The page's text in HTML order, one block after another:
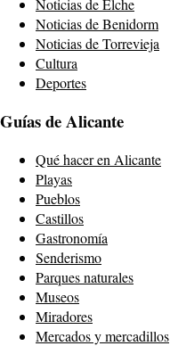
Noticias de Elche
Noticias de Benidorm
Noticias de Torrevieja
Cultura
Deportes
Guías de Alicante
Qué hacer en Alicante
Playas
Pueblos
Castillos
Gastronomía
Senderismo
Parques naturales
Museos
Miradores
Mercados y mercadillos